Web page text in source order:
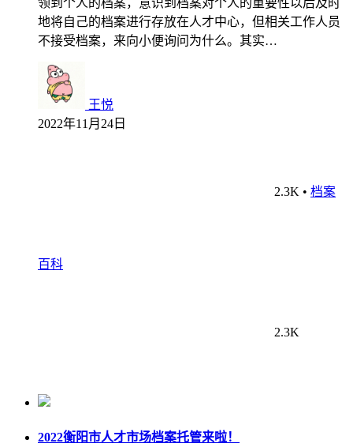
领到个人的档案，意识到档案对个人的重要性以后及时
地将自己的档案进行存放在人才中心，但相关工作人员
不接受档案，来向小便询问为什么。其实…
王悦
2022年11月24日
2.3K • 档案
百科
2.3K
2022衡阳市人才市场档案托管来啦！